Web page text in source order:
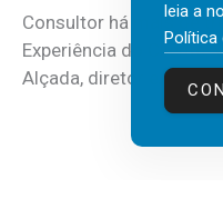
Consultor há mais de
Experiência do Cliente,
Alçada, diretor
leia a
Política